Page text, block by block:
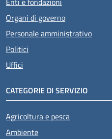
Organi di governo
Personale amministrativo
Politici
Uffici
CATEGORIE DI SERVIZIO
Agricoltura e pesca
Ambiente